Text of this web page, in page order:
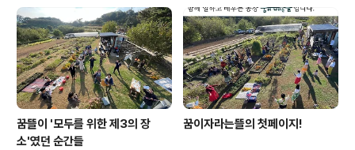
히 이번에는 길을 잘 찾아가서, 비록 양은 적었지만 필요한
씨앗을 채집해왔답니다.
꿈뜰이 '모두를 위한 제3의 장
소'였던 순간들
꿈이자라는뜰의 첫페이지!